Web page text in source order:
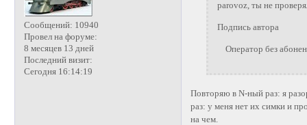
Сообщений: 10940
Провел на форуме:
8 месяцев 13 дней
Последний визит:
Сегодня 16:14:19
parovoz, ты не
Подпись автора
Оператор без
Повторяю в N-ный раз: я
раз: у меня нет их симки и
на чем.